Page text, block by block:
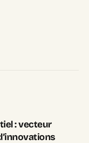
: vecteur